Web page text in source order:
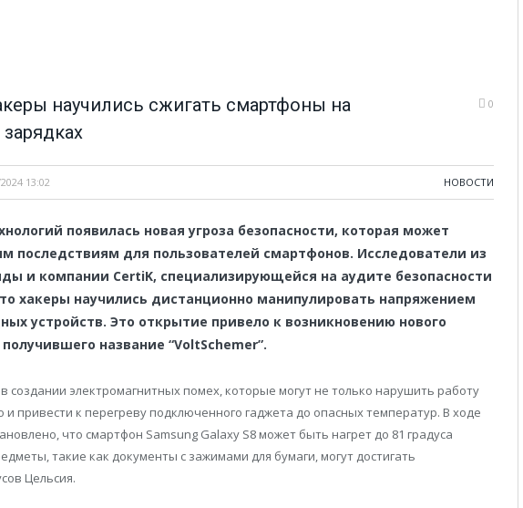
научились сжигать смартфоны на
0
13:02 НОВОСТИ
появилась новая угроза безопасности, которая может
последствиям для пользователей смартфонов. Исследователи из
и компании CertiK, специализирующейся на аудите безопасности
хакеры научились дистанционно манипулировать напряжением
устройств. Это открытие привело к возникновению нового
название “VoltSchemer”.
создании электромагнитных помех, которые могут не только нарушить работу
и привести к перегреву подключенного гаджета до опасных температур. В ходе
что смартфон Samsung Galaxy S8 может быть нагрет до 81 градуса
такие как документы с зажимами для бумаги, могут достигать
Цельсия.